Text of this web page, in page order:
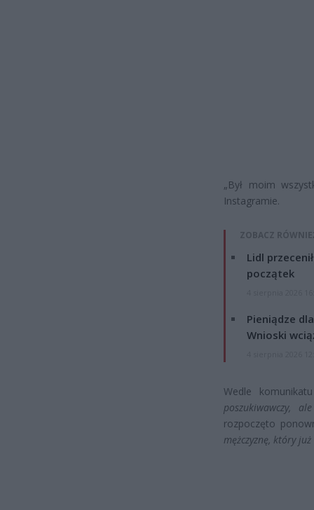
„Był moim
Instagramie.
ZOBACZ
Lidl
początek
Pieniądze
Wnioski
Wedle
poszukiwawczy,
rozpoczęto
mężczyznę, który już